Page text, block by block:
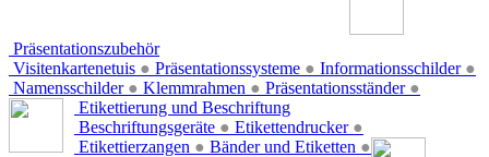
Präsentationszubehör
Visitenkartenetuis ● Präsentationssysteme ● Informationsschilder ●
Namensschilder ● Klemmrahmen ● Präsentationsständer ●
Etikettierung und Beschriftung
Beschriftungsgeräte ● Etikettendrucker ●
Etikettierzangen ● Bänder und Etiketten ●